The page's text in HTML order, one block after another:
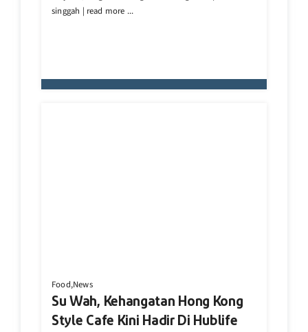
singgah | read more ...
Food,News
Su Wah, Kehangatan Hong Kong
Style Cafe Kini Hadir Di Hublife